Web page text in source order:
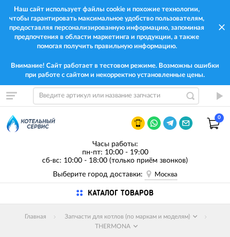
Наш сайт использует файлы cookie и похожие технологии,
чтобы гарантировать максимальное удобство пользователям,
предоставляя персонализированную информацию, запоминая
предпочтения в области маркетинга и продукции, а также
помогая получить правильную информацию.
Внимание! Сайт работает в тестовом режиме. Возможны ошибки
при работе с сайтом и некорректно установленные цены.
0
Часы работы:
пн-пт: 10:00 - 19:00
сб-вс: 10:00 - 18:00 (только приём звонков)
Выберите город доставки:
Москва
КАТАЛОГ ТОВАРОВ
Главная
Запчасти для котлов (по маркам и моделям)
THERMONA